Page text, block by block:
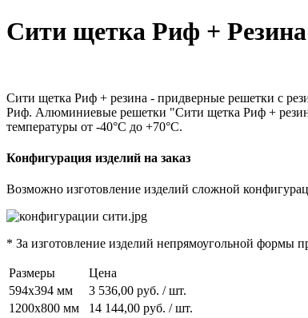
Сити щетка Риф + Резина
Сити щетка Риф + резина - придверные решетки с
Риф. Алюминиевые решетки "Сити щетка Риф +
температуры от -40°С до +70°С.
Конфигурация изделий на заказ
Возможно изготовление изделий сложной
* За изготовление изделий непрямоугольной формы
Размеры
Цена
594х394 мм
3 536,00 руб. / шт.
1200х800 мм
14 144,00 руб. / шт.